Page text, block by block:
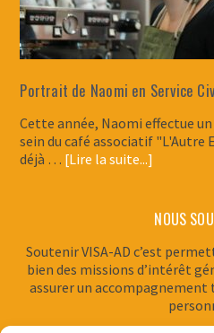
Portrait de Naomi en Service
Cette année, Naomi effectue un
sein du café associatif "L'Autre
déjà … [Lire la suite...]
NOUS
Soutenir VISA-AD c’est
bien des missions d’intérêt
assurer un